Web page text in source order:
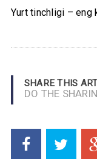
Yurt tinchligi – eng
SHARE THIS
DO THE